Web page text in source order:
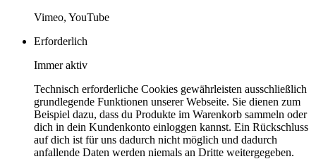
Vimeo, YouTube
Erforderlich
Immer aktiv
Technisch erforderliche Cookies gewährleisten ausschließlich
grundlegende Funktionen unserer Webseite. Sie dienen zum
Beispiel dazu, dass du Produkte im Warenkorb sammeln oder
dich in dein Kundenkonto einloggen kannst. Ein Rückschluss
auf dich ist für uns dadurch nicht möglich und dadurch
anfallende Daten werden niemals an Dritte weitergegeben.